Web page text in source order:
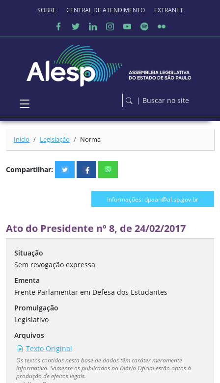
Ir para o conteúdo principal
SOBRE O PORTALCENTRAL DE ATENDIMENTO EXTRANET
| Buscar no site
Início Legislação Norma
Compartilhar:
Informações: dpaan@al.sp.gov.br
Ato do Presidente nº 8, de 24/02/2017
Situação
Sem revogação expressa
Ementa
Frente Parlamentar em Defesa dos Estudantes
Promulgação
Legislativo
Arquivos
Texto Original
Os textos contidos nesta base de dados têm caráter meramente
informativo. Somente os publicados no Diário Oficial estão aptos à
produção de efeitos legais.